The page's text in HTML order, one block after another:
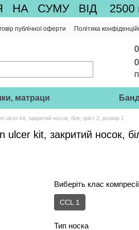
публічної оферти Політика
матраци
kit, закритий носок, білі, зріст 2, розмір 1
kit, закритий носок,
Виберіть клас
CCL 1
Тип носка